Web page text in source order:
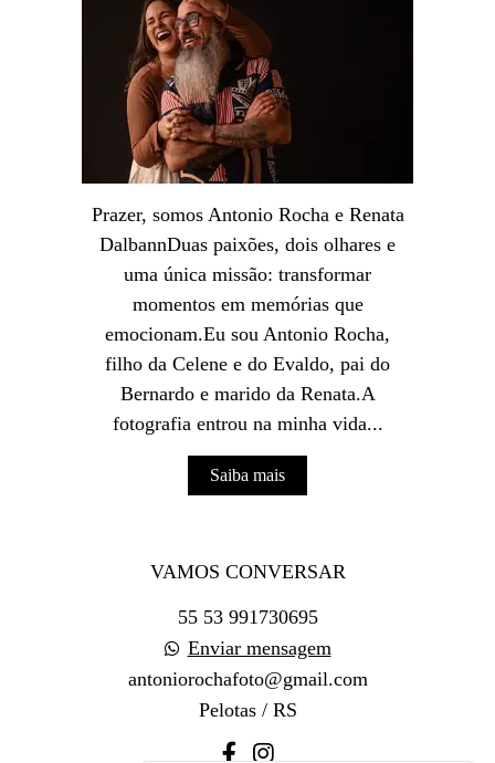
Prazer, somos Antonio Rocha e Renata
DalbannDuas paixões, dois olhares e
uma única missão: transformar
momentos em memórias que
emocionam.Eu sou Antonio Rocha,
filho da Celene e do Evaldo, pai do
Bernardo e marido da Renata.A
fotografia entrou na minha vida...
Saiba mais
VAMOS CONVERSAR
55 53 991730695
Enviar mensagem
antoniorochafoto@gmail.com
Pelotas / RS